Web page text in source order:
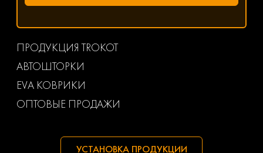
ПРОДУКЦИЯ TROKOT
АВТОШТОРКИ
EVA КОВРИКИ
ОПТОВЫЕ ПРОДАЖИ
УСТАНОВКА ПРОДУКЦИИ